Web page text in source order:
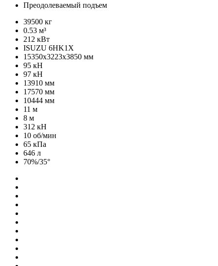
Преодолеваемый подъем
39500 кг
0.53 м³
212 кВт
ISUZU 6HK1X
15350х3223х3850 мм
95 кН
97 кН
13910 мм
17570 мм
10444 мм
11 м
8 м
312 кН
10 об/мин
65 кПа
646 л
70%/35°